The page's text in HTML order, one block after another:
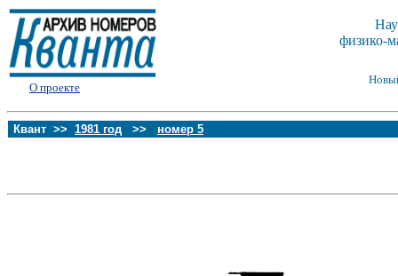
О проекте
физико-
Квант >> 1981 год >> номер 5